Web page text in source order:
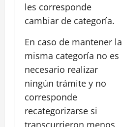
les corresponde
cambiar de categoría.
En caso de mantener la
misma categoría no es
necesario realizar
ningún trámite y no
corresponde
recategorizarse si